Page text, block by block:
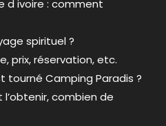
d ivoire : comment
spirituel ?
prix, réservation, etc.
tourné Camping Paradis ?
l’obtenir, combien de